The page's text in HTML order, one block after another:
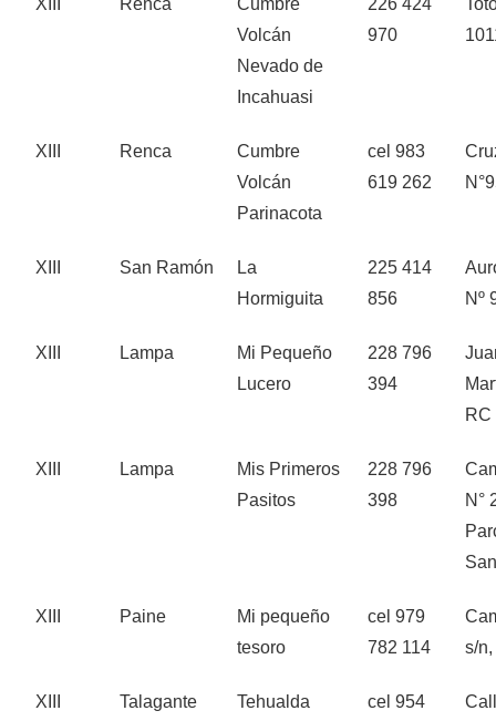
Volcán
Nevado de
Incahuasi
970
XIII Renca
Cumbre
Volcán
Parinacota
cel 983
619 262
XIII San Ramón
La
Hormiguita
225 414
856
Nº
XIII Lampa
Mi Pequeño
Lucero
228 796
394
RC
XIII Lampa
Mis Primeros
Pasitos
228 796
398
N°
XIII Paine
Mi pequeño
tesoro
cel 979
782 114
s/
XIII Talagante Tehualda
cel 954